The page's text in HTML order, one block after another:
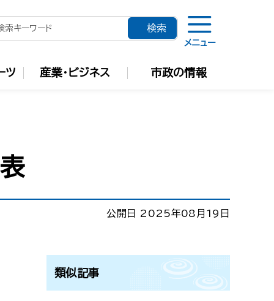
メニュー
ツ 産業・ビジネス 市政の情報
公開日 2025年08月19日
類似記事